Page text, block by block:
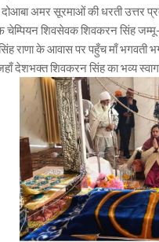
दोआबा अमर सूरमाओं की धरती उत्तर
शिवसेवक शिवकरन सिंह जम्मू-
सिंह राणा के आवास पर पहुँच माँ भगवती
देशभक्त शिवकरन सिंह का भव्य